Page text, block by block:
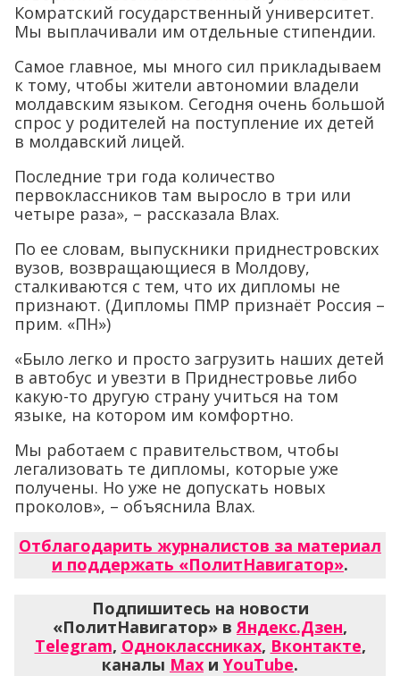
Комратский государственный университет.
Мы выплачивали им отдельные стипендии.
Самое главное, мы много сил прикладываем
к тому, чтобы жители автономии владели
молдавским языком. Сегодня очень большой
спрос у родителей на поступление их детей
в молдавский лицей.
Последние три года количество
первоклассников там выросло в три или
четыре раза», – рассказала Влах.
По ее словам, выпускники приднестровских
вузов, возвращающиеся в Молдову,
сталкиваются с тем, что их дипломы не
признают. (Дипломы ПМР признаёт Россия –
прим. «ПН»)
«Было легко и просто загрузить наших детей
в автобус и увезти в Приднестровье либо
какую-то другую страну учиться на том
языке, на котором им комфортно.
Мы работаем с правительством, чтобы
легализовать те дипломы, которые уже
получены. Но уже не допускать новых
проколов», – объяснила Влах.
Отблагодарить журналистов за материал
и поддержать «ПолитНавигатор».
Подпишитесь на новости
«ПолитНавигатор» в Яндекс.Дзен,
Telegram, Одноклассниках, Вконтакте,
каналы Max и YouTube.